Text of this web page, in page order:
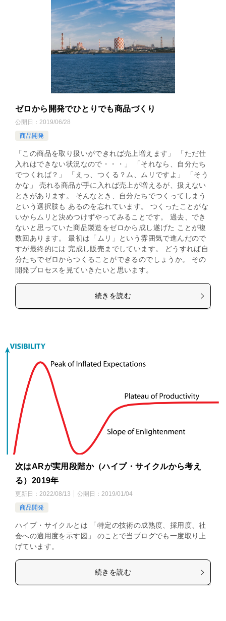
ゼロから開発でひとりでも商品づくり
公開日： 2019/06/28
商品開発
「この商品を取り扱いができれば売上増えます」 「ただ仕
入れはできない状況なので・・・」 「それなら、自分たち
でつくれば？」 「えっ、つくる？ム、ムリですよ」 「そう
かな」 売れる商品が手に入れば売上が増えるが、扱えない
ときがあります。 そんなとき、自分たちでつくってしまう
という選択肢も あるのを忘れています。 つくったことがな
いからムリと決めつけずやってみることです。 過去、でき
ないと思っていた商品製造をゼロから成し遂げた ことが複
数回あります。 最初は「ムリ」という雰囲気で進んだので
すが最終的には 完成し販売までしています。 どうすれば自
分たちでゼロからつくることができるのでしょうか。 その
開発プロセスを見ていきたいと思います。
続きを読む
次はARが実用段階か（ハイプ・サイクルから考え
る）2019年
更新日： 2022/08/13 公開日： 2019/01/04
商品開発
ハイプ・サイクルとは 「特定の技術の成熟度、採用度、社
会への適用度を示す図」 のことで当ブログでも一度取り上
げています。
続きを読む